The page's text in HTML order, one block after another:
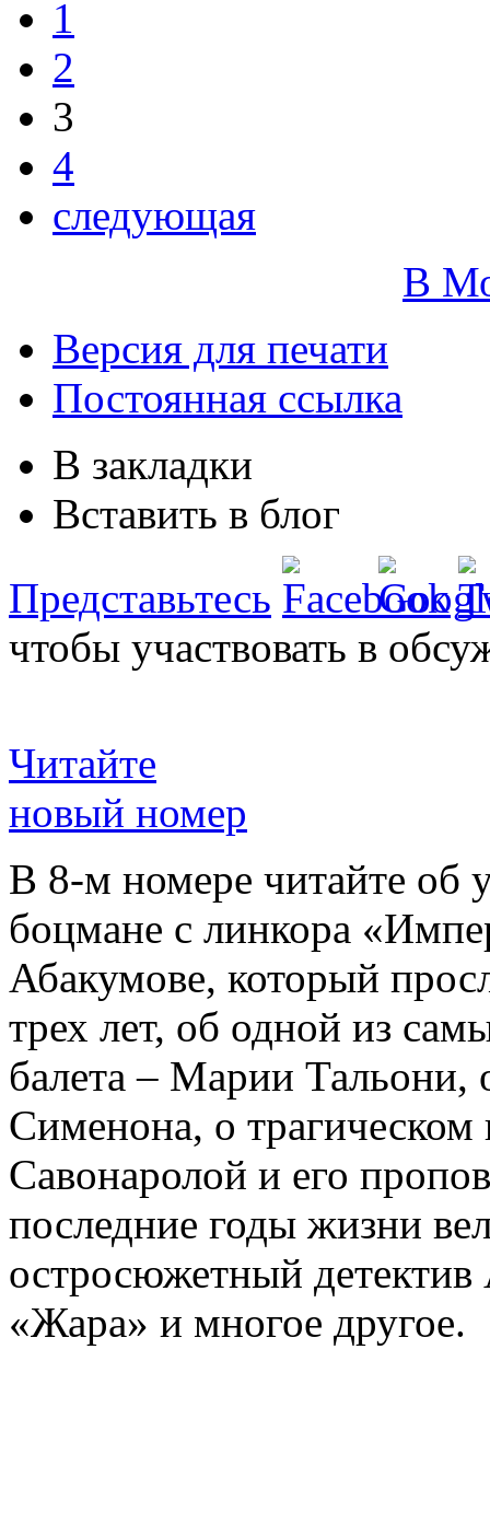
1
2
3
4
следующая
В
Версия для печати
Постоянная ссылка
В закладки
Вставить в блог
Представьтесь
чтобы участвовать в
Читайте
новый номер
В 8-м номере читайте об
боцмане с линкора
Абакумове, который
трех лет, об одной из
балета – Марии
Сименона, о трагическом
Савонаролой и его
последние годы жизни
остросюжетный детектив
«Жара» и многое другое.